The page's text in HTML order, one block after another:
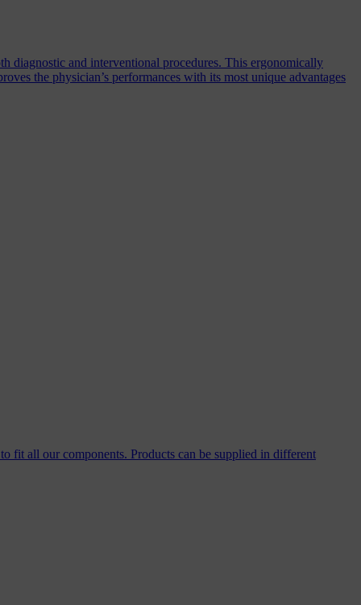
diagnostic and interventional procedures. This ergonomically
the physician’s performances with its most unique advantages
fit all our components. Products can be supplied in different